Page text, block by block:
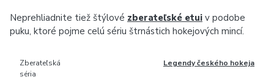
Neprehliadnite tiež štýlové zberateľské etui v podobe
puku, ktoré pojme celú sériu štrnástich hokejových mincí.
Zberateľská
séria
Legendy českého hokeja